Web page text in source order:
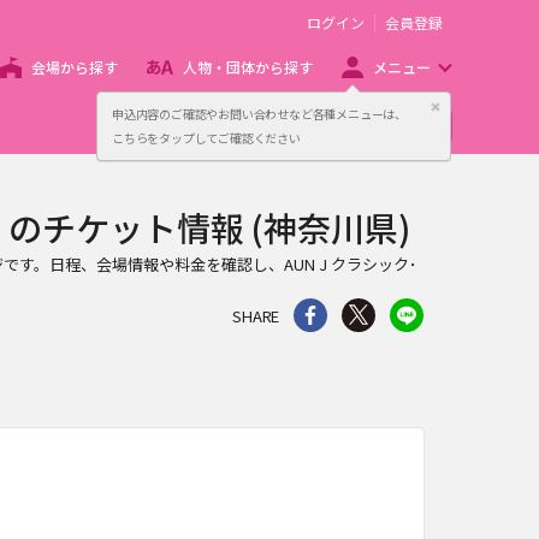
申込内容のご確認やお問い合わせなど各種メニューは、
こちらをタップしてご確認ください
閉じる
ログイン 会員登録
会場から探す 人物・団体から探す メニュー
主催者向け販売サービス
チケット情報 (神奈川県)
す。日程、会場情報や料金を確認し、AUN J クラシック･
SHARE シェア Twitter